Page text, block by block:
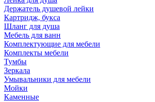
Держатель душевой лейки
Картридж, букса
Шланг для душа
Мебель для ванн
Комплектующие для мебели
Комплекты мебели
Тумбы
Зеркала
Умывальники для мебели
Мойки
Каменные